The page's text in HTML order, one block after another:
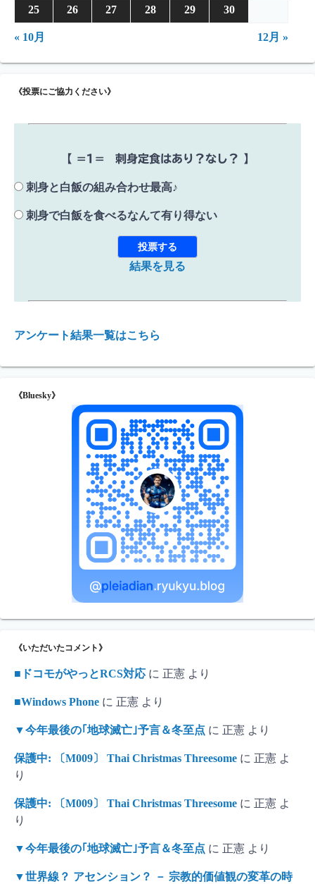
25 26 27 28 29 30
« 10月 12月 »
《投票にご協力ください》
【 =1= 刺身定食はあり？なし？ 】
刺身と白飯の組み合わせ最高♪
刺身で白飯を食べるなんて有り得ない
結果を見る
アンケート結果一覧はこちら
《Bluesky》
《いただいたコメント》
■ドコモがやっとRCS対応 に 正憲 より
■Windows Phone に 正憲 より
▼今年最後の｢地球滅亡｣予言＆冬至点 に 正憲 より
保護中: 〔M009〕 Thai Christmas Threesome に 正憲 よ
り
保護中: 〔M009〕 Thai Christmas Threesome に 正憲 よ
り
▼今年最後の｢地球滅亡｣予言＆冬至点 に 正憲 より
▼世界線？ アセンション？ － 宗教的価値観の変革の時